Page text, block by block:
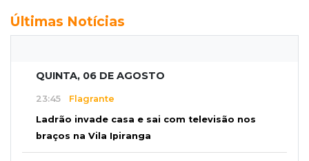
Últimas Notícias
QUINTA, 06 DE AGOSTO
23:45 Flagrante
Ladrão invade casa e sai com televisão nos
braços na Vila Ipiranga